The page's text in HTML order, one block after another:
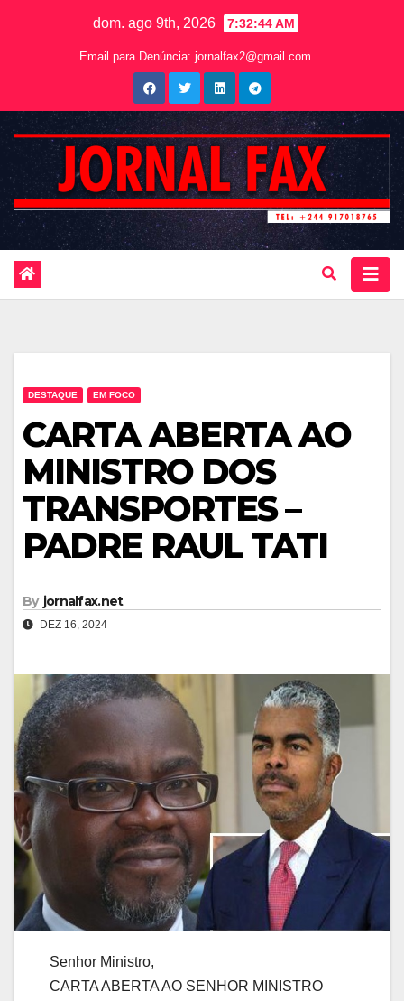
dom. ago 9th, 2026 7:32:45 AM
Email para Denúncia: jornalfax2@gmail.com
DESTAQUE EM FOCO
CARTA ABERTA AO
MINISTRO DOS
TRANSPORTES –
PADRE RAUL TATI
By jornalfax.net
DEZ 16, 2024
Senhor Ministro,
CARTA ABERTA AO SENHOR MINISTRO